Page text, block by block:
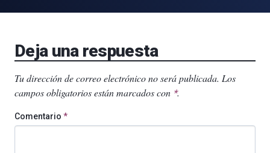
Deja una respuesta
Tu dirección de correo electrónico no será publicada. Los
campos obligatorios están marcados con *.
Comentario *